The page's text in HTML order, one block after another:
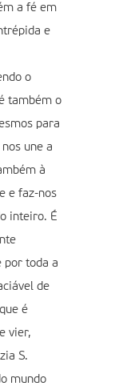
a fé em
e
o
também o
para
une a
à
e faz-nos
inteiro. É
por toda a
de
é
vier,
S.
mundo